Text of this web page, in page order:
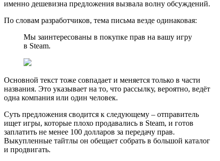
именно дешевизна предложения вызвала волну обсуждений.
По словам разработчиков, тема письма везде одинаковая:
Мы заинтересованы в покупке прав на вашу игру
в Steam.
Основной текст тоже совпадает и меняется только в части
названия. Это указывает на то, что рассылку, вероятно, ведёт
одна компания или один человек.
Суть предложения сводится к следующему – отправитель
ищет игры, которые плохо продавались в Steam, и готов
заплатить не менее 100 долларов за передачу прав.
Выкупленные тайтлы он обещает собрать в большой каталог
и продвигать.